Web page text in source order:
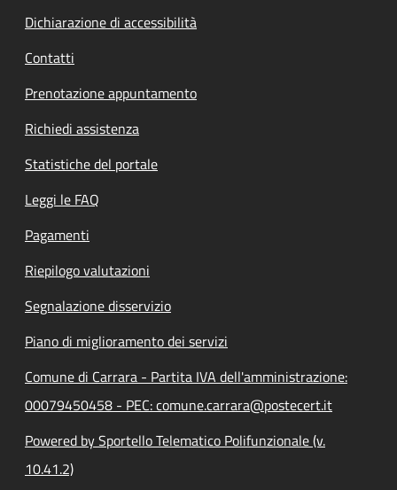
Dichiarazione di accessibilità
Contatti
Prenotazione appuntamento
Richiedi assistenza
Statistiche del portale
Leggi le FAQ
Pagamenti
Riepilogo valutazioni
Segnalazione disservizio
Piano di miglioramento dei servizi
Comune di Carrara - Partita IVA dell'amministrazione:
00079450458 - PEC: comune.carrara@postecert.it
Powered by Sportello Telematico Polifunzionale (v.
10.41.2)